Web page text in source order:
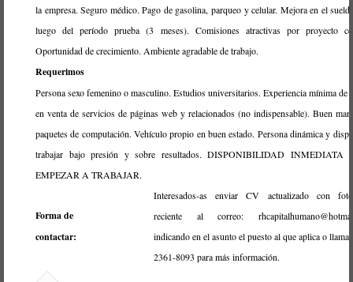
la empresa. Seguro médico. Pago de gasolina, parqueo y celular. Mejora en el
luego del período prueba (3 meses). Comisiones atractivas por proyecto
Oportunidad de crecimiento. Ambiente agradable de trabajo.
Requerimos
Persona sexo femenino o masculino. Estudios universitarios. Experiencia mínima de
en venta de servicios de páginas web y relacionados (no indispensable). Buen
paquetes de computación. Vehículo propio en buen estado. Persona dinámica y
trabajar bajo presión y sobre resultados. DISPONIBILIDAD INMEDIATA
EMPEZAR A TRABAJAR.
Forma de
contactar:
Interesados-as enviar CV actualizado con
reciente al correo:
indicando en el asunto el puesto al que aplica o
2361-8093 para más información.